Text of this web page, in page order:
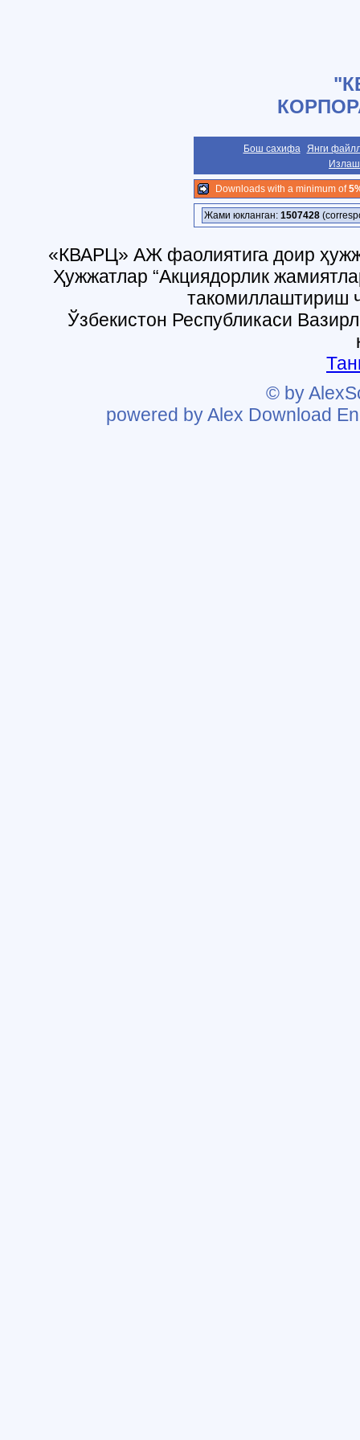
Бош сахифа
Янги
Излаш
Downloads with a minimum of
Жами юкланган: 1507428
«КВАРЦ» АЖ фаолиятига доир
Ҳужжатлар “Акциядорлик
такомиллаштириш
Ўзбекистон Республикаси
© by
powered by Alex Download